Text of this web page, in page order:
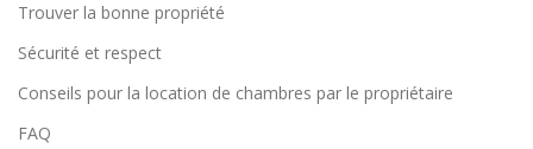
Trouver la bonne propriété
Sécurité et respect
Conseils pour la location de chambres par le propriétaire
FAQ